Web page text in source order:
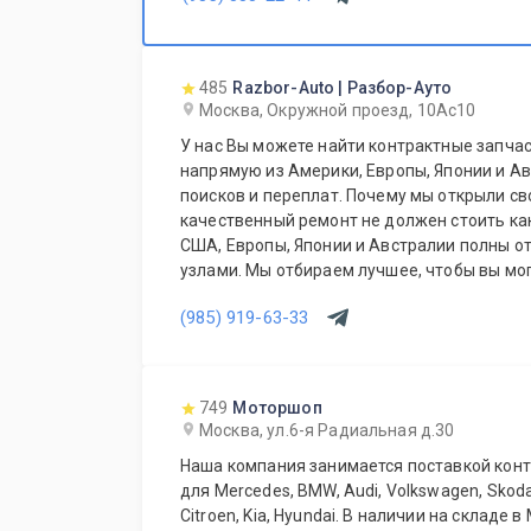
485 Razbor-Auto | Разбор-Ауто
Москва, Окружной проезд, 10Ас10
У нас Вы можете найти контрактные
напрямую из Америки, Европы, Японии и
поисков и переплат. Почему мы открыли
качественный ремонт не должен стоить
США, Европы, Японии и Австралии полны
узлами. Мы отбираем лучшее, чтобы вы
(985) 919-63-33
749 Моторшоп
Москва, ул.6-я Радиальная д.30
Наша компания занимается поставкой
для Mercedes, BMW, Audi, Volkswagen,
Citroen, Kia, Hyundai. В наличии на складе